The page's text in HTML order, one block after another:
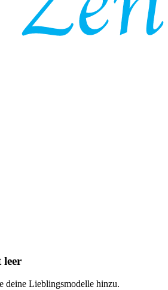
leer
deine Lieblingsmodelle hinzu.